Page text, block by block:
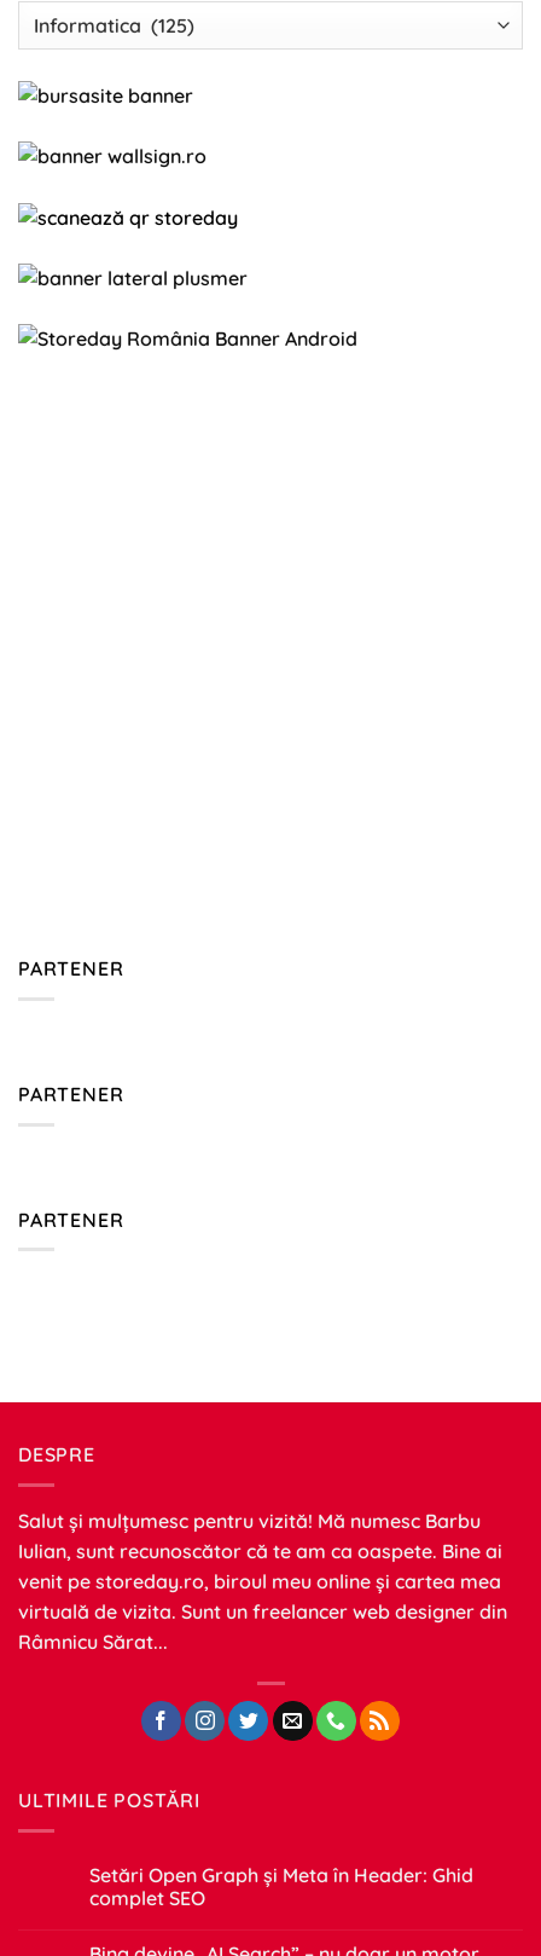
Categorii
PARTENER
PARTENER
PARTENER
DESPRE
Salut și mulțumesc pentru vizită! Mă numesc Barbu
Iulian, sunt recunoscător că te am ca oaspete. Bine ai
venit pe storeday.ro, biroul meu online și cartea mea
virtuală de vizita. Sunt un freelancer web designer din
Râmnicu Sărat...
ULTIMILE POSTĂRI
Setări Open Graph și Meta în Header: Ghid
complet SEO